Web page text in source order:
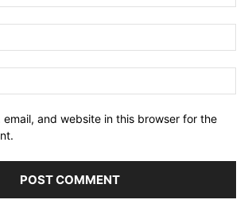
email, and website in this browser for the